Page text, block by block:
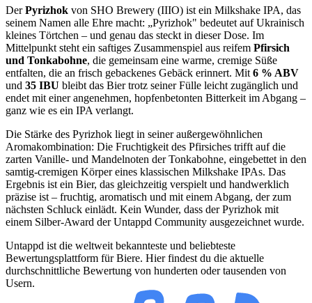
DerPyrizhok von SHO Brewery (IIIO) ist ein Milkshake IPA, das
seinem Namen alle Ehre macht: „Pyrizhok" bedeutet auf Ukrainisch
kleines Törtchen – und genau das steckt in dieser Dose. Im
Mittelpunkt steht ein saftiges Zusammenspiel aus reifem Pfirsich
und Tonkabohne, die gemeinsam eine warme, cremige Süße
entfalten, die an frisch gebackenes Gebäck erinnert. Mit 6 % ABV
und 35 IBU bleibt das Bier trotz seiner Fülle leicht zugänglich und
endet mit einer angenehmen, hopfenbetonten Bitterkeit im Abgang –
ganz wie es ein IPA verlangt.
Die Stärke des Pyrizhok liegt in seiner außergewöhnlichen
Aromakombination: Die Fruchtigkeit des Pfirsiches trifft auf die
zarten Vanille- und Mandelnoten der Tonkabohne, eingebettet in den
samtig-cremigen Körper eines klassischen Milkshake IPAs. Das
Ergebnis ist ein Bier, das gleichzeitig verspielt und handwerklich
präzise ist – fruchtig, aromatisch und mit einem Abgang, der zum
nächsten Schluck einlädt. Kein Wunder, dass der Pyrizhok mit
einem Silber-Award der Untappd Community ausgezeichnet wurde.
Untappd ist die weltweit bekannteste und beliebteste
Bewertungsplattform für Biere. Hier findest du die aktuelle
durchschnittliche Bewertung von hunderten oder tausenden von
Usern.